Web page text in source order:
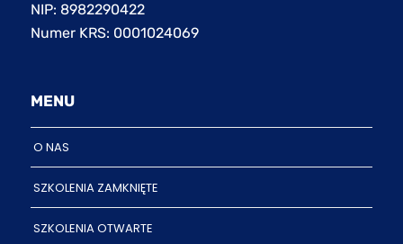
NIP: 8982290422
Numer KRS: 0001024069
MENU
O NAS
SZKOLENIA ZAMKNIĘTE
SZKOLENIA OTWARTE